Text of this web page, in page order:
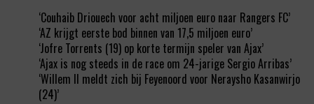
‘Couhaib Driouech voor acht miljoen euro naar Rangers FC’
‘AZ krijgt eerste bod binnen van 17,5 miljoen euro’
‘Jofre Torrents (19) op korte termijn speler van Ajax’
‘Ajax is nog steeds in de race om 24-jarige Sergio Arribas’
‘Willem II meldt zich bij Feyenoord voor Neraysho Kasanwirjo
(24)’